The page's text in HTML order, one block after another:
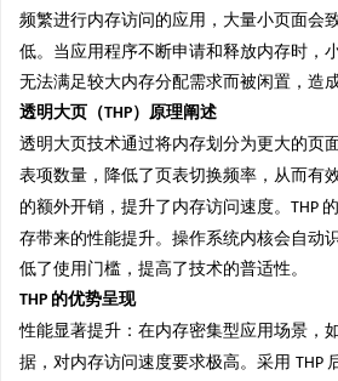
频繁进行内存访问的应用，大量小页面会
低。当应用程序不断申请和释放内存时，
无法满足较大内存分配需求而被闲置，造
透明大页（THP）原理阐述
透明大页技术通过将内存划分为更大的页
表项数量，降低了页表切换频率，从而有
的额外开销，提升了内存访问速度。 THP
存带来的性能提升。操作系统内核会自动
低了使用门槛，提高了技术的普适性。
THP 的优势呈现
性能显著提升：在内存密集型应用场景，
据，对内存访问速度要求极高。采用 THP
面解析分类信息网的功能与优势助力生活便